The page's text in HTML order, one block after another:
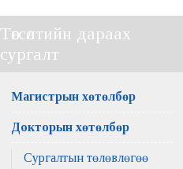
Төгсөлтийн дараах
сургалт
Магистрын хөтөлбөр
Докторын хөтөлбөр
Сургалтын төлөвлөгөө